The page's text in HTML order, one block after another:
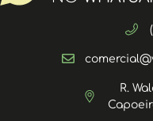
R.